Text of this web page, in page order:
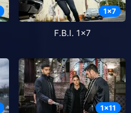
1x7
F.B.I. 1x7
1x11